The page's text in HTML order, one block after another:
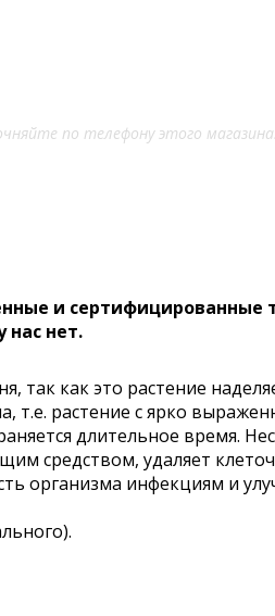
по телефону этого
и сертифицированные
нас нет.
так как это растение
т.е. растение с ярко
длительное время.
средством, удаляет
организма инфекциям и